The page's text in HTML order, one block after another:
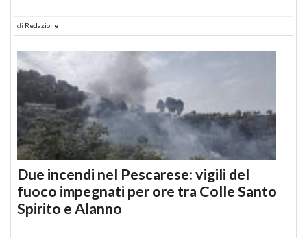
di Redazione
Due incendi nel Pescarese: vigili del
fuoco impegnati per ore tra Colle Santo
Spirito e Alanno